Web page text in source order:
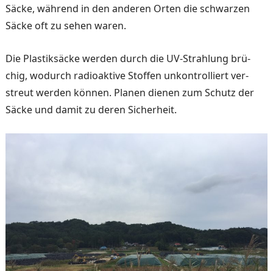
Säcke, während in den anderen Orten die schwarzen
Säcke oft zu sehen waren.
Die Plastiksäcke werden durch die UV-Strahlung brü­
chig, wodurch radioaktive Stoffen unkontrolliert ver­
streut werden können. Planen dienen zum Schutz der
Säcke und damit zu deren Sicherheit.